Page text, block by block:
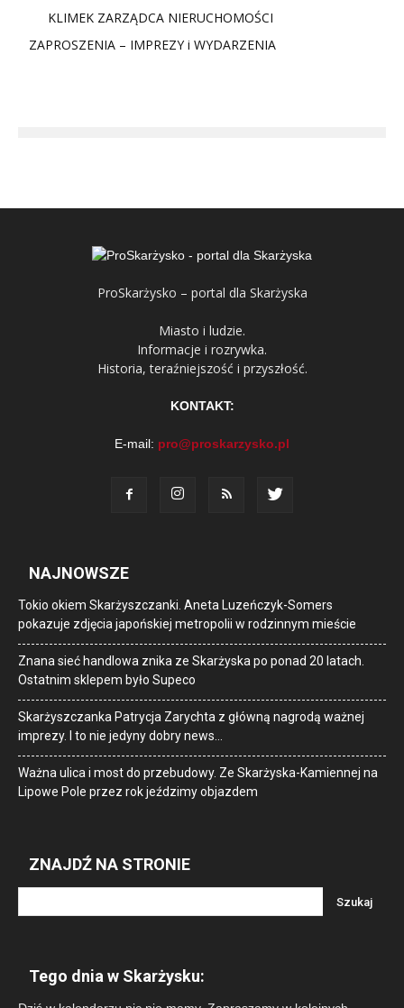
KLIMEK ZARZĄDCA NIERUCHOMOŚCI
ZAPROSZENIA – IMPREZY i WYDARZENIA
ProSkarżysko – portal dla Skarżyska
Miasto i ludzie.
Informacje i rozrywka.
Historia, teraźniejszość i przyszłość.
KONTAKT:
E-mail: pro@proskarzysko.pl
NAJNOWSZE
Tokio okiem Skarżyszczanki. Aneta Luzeńczyk-Somers
pokazuje zdjęcia japońskiej metropolii w rodzinnym mieście
Znana sieć handlowa znika ze Skarżyska po ponad 20 latach.
Ostatnim sklepem było Supeco
Skarżyszczanka Patrycja Zarychta z główną nagrodą ważnej
imprezy. I to nie jedyny dobry news…
Ważna ulica i most do przebudowy. Ze Skarżyska-Kamiennej na
Lipowe Pole przez rok jeździmy objazdem
ZNAJDŹ NA STRONIE
Tego dnia w Skarżysku: